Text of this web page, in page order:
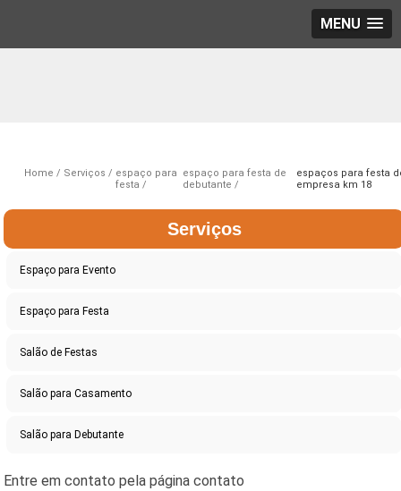
MENU
Home Serviços
espaço para
festa
espaço para festa de
debutante
espaços para festa
empresa km 18
Serviços
Espaço para Evento
Espaço para Festa
Salão de Festas
Salão para Casamento
Salão para Debutante